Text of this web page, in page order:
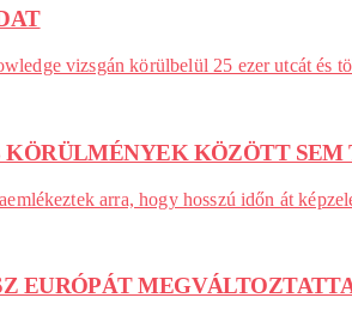
vizsgán körülbelül 25 ezer utcát
KÖRÜLMÉNYEK KÖZÖTT
arra, hogy hosszú időn át
EURÓPÁT